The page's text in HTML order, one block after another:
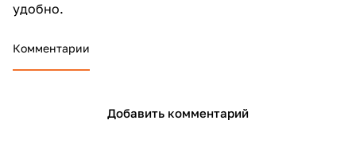
удобно.
Комментарии
Добавить комментарий